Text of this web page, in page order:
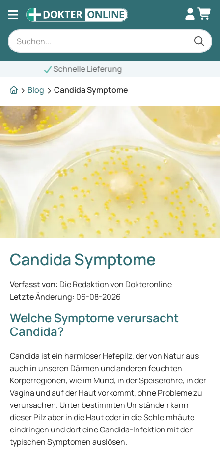
Blog Candida Symptome
Candida Symptome
Verfasst von: Die Redaktion von Dokteronline
Letzte Änderung: 06-08-2026
Welche Symptome verursacht
Candida?
Candida ist ein harmloser Hefepilz, der von Natur aus
auch in unseren Därmen und anderen feuchten
Körperregionen, wie im Mund, in der Speiseröhre, in der
Vagina und auf der Haut vorkommt, ohne Probleme zu
verursachen. Unter bestimmten Umständen kann
dieser Pilz aber in die Haut oder in die Schleimhäute
eindringen und dort eine Candida-Infektion mit den
typischen Symptomen auslösen.